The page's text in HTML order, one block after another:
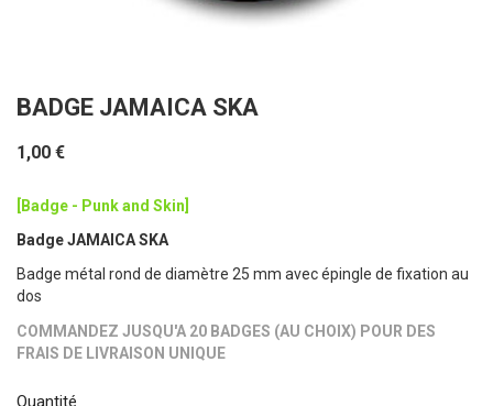
BADGE JAMAICA SKA
1,00 €
[Badge - Punk and Skin]
Badge JAMAICA SKA
Badge métal rond de diamètre 25 mm avec épingle de fixation au
dos
COMMANDEZ JUSQU'A 20 BADGES (AU CHOIX) POUR DES
FRAIS DE LIVRAISON UNIQUE
Quantité